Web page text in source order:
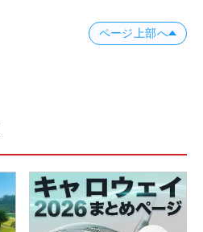
ページ上部へ